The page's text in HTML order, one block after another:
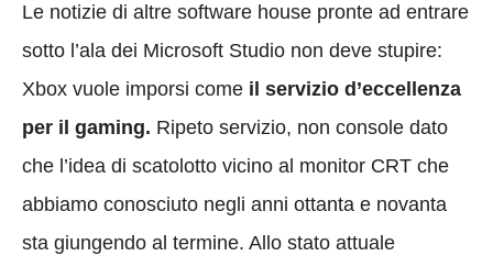
Le notizie di altre software house pronte ad entrare
sotto l’ala dei Microsoft Studio non deve stupire:
Xbox vuole imporsi come il servizio d’eccellenza
per il gaming. Ripeto servizio, non console dato
che l’idea di scatolotto vicino al monitor CRT che
abbiamo conosciuto negli anni ottanta e novanta
sta giungendo al termine. Allo stato attuale